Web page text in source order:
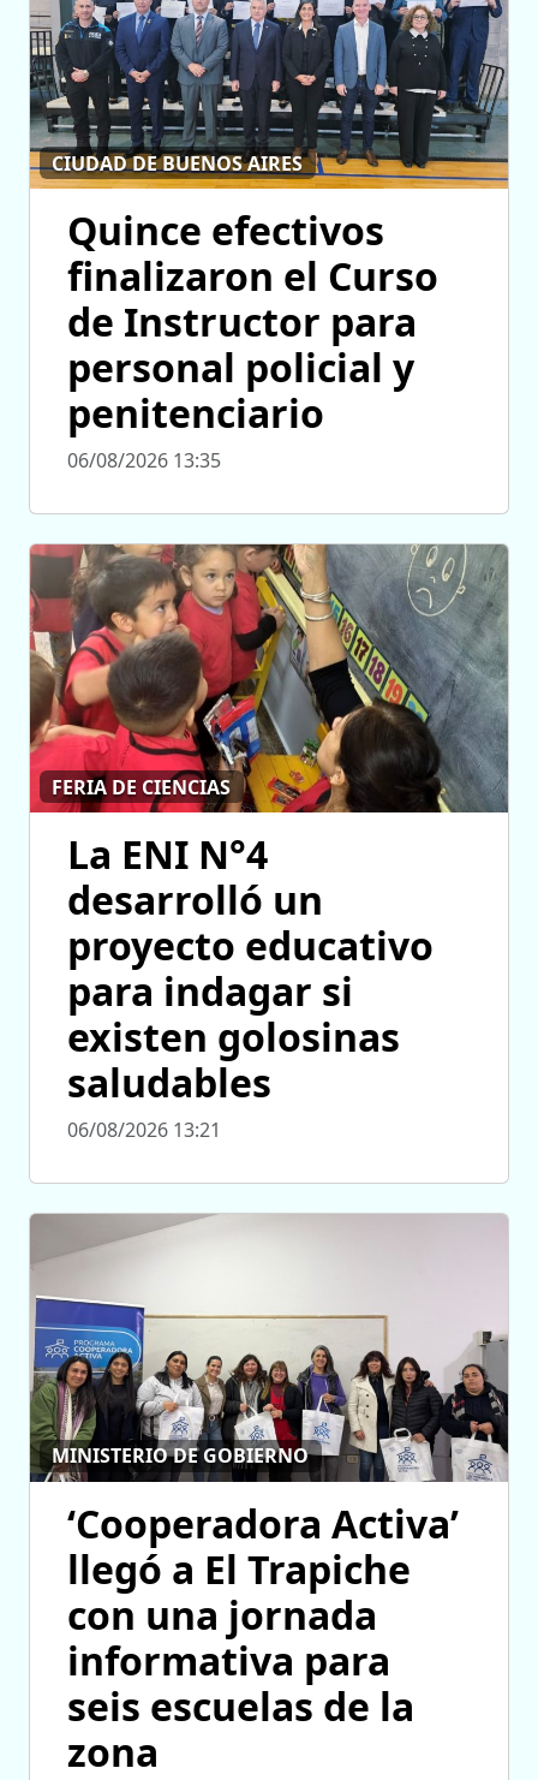
CIUDAD DE BUENOS AIRES
Quince efectivos
finalizaron el Curso
de Instructor para
personal policial y
penitenciario
06/08/2026 13:35
FERIA DE CIENCIAS
La ENI N°4
desarrolló un
proyecto educativo
para indagar si
existen golosinas
saludables
06/08/2026 13:21
MINISTERIO DE GOBIERNO
‘Cooperadora Activa’
llegó a El Trapiche
con una jornada
informativa para
seis escuelas de la
zona